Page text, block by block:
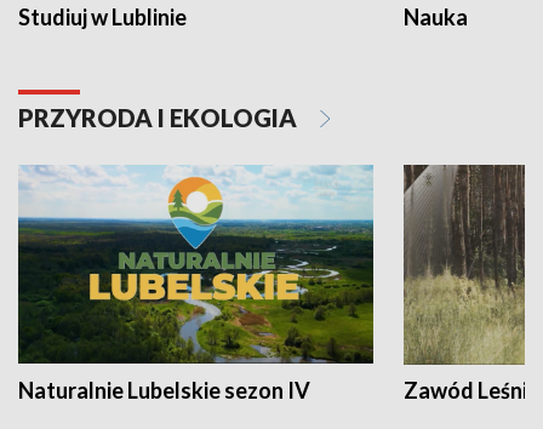
Studiuj w Lublinie Nauka
PRZYRODA I EKOLOGIA
Naturalnie Lubelskie sezon IV Zawód Leśnik